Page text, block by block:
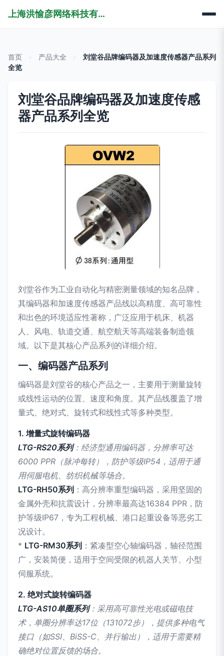
上海洪愉彦网络科技有限公司
首页 产品大全
刘堂谷品牌编码器及加速度传感器产品系列
全览
刘堂谷品牌编码器及加速度传感
器产品系列全览
刘堂谷作为工业自动化与精密测量领域的知名品牌，
其编码器和加速度传感器产品线以高精度、高可靠性
和出色的环境适应性著称，广泛应用于机床、机器
人、风电、轨道交通、航空航天等高端装备制造领
域。以下是其核心产品系列的详细介绍。
一、编码器产品系列
编码器是刘堂谷的核心产品之一，主要用于测量旋转
或线性运动的位置、速度和角度。其产品线覆盖了增
量式、绝对式、旋转式和线性式等多种类型。
1. 增量式旋转编码器
LTG-RS20系列：经济型通用编码器，分辨率可达
6000 PPR（脉冲每转），防护等级IP54，适用于通
用伺服电机、纺织机械等场合。
LTG-RH50系列 ：高分辨率重型编码器，采用坚固的
金属外壳和抗震设计，分辨率最高达16384 PPR，防
护等级IP67，专为工程机械、港口起重设备等恶劣工
况设计。
* LTG-RM30系列 ：紧凑型空心轴编码器，轴径范围
广，安装简便，适用于空间受限的机器人关节、小型
伺服系统。
2. 绝对式旋转编码器
LTG-AS10单圈系列：采用高可靠性光电或磁电技
术，单圈分辨率达17位（131072步），提供多种电气
接口（如SSI、BiSS-C、并行输出），适用于需要精
确绝对位置反馈的场合。